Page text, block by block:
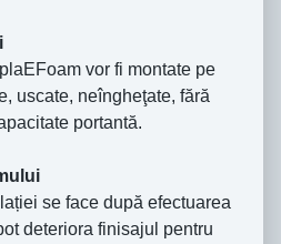
vor fi montate pe
uscate, neîngheţate, fără
portantă.
se face după efectuarea
deteriora finisajul pentru